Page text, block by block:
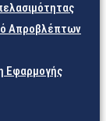
Απροβλέπτων
Εφαρμογής